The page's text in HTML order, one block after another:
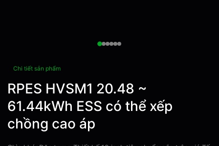
Chi tiết sản phẩm
RPES HVSM1 20.48 ~
61.44kWh ESS có thể xếp
chồng cao áp